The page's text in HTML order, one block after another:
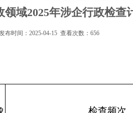
领域2025年涉企行政检查
布时间：2025-04-15 查看次数： 656